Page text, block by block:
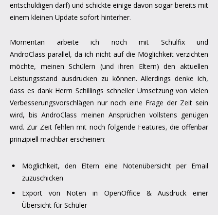
entschuldigen darf) und schickte einige davon sogar bereits mit
einem kleinen Update sofort hinterher.
Momentan arbeite ich noch mit Schulfix und
AndroClass parallel, da ich nicht auf die Möglichkeit verzichten
möchte, meinen Schülern (und ihren Eltern) den aktuellen
Leistungsstand ausdrucken zu können. Allerdings denke ich,
dass es dank Herrn Schillings schneller Umsetzung von vielen
Verbesserungsvorschlägen nur noch eine Frage der Zeit sein
wird, bis AndroClass meinen Ansprüchen vollstens genügen
wird. Zur Zeit fehlen mit noch folgende Features, die offenbar
prinzipiell machbar erscheinen:
Möglichkeit, den Eltern eine Notenübersicht per Email
zuzuschicken
Export von Noten in OpenOffice & Ausdruck einer
Übersicht für Schüler